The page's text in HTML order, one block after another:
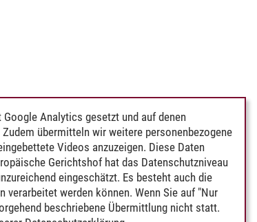
Analytics gesetzt und auf denen
übermitteln wir weitere personenbezogene
Videos anzuzeigen. Diese Daten
Gerichtshof hat das Datenschutzniveau
eingeschätzt. Es besteht auch die
verarbeitet werden können. Wenn Sie auf "Nur
beschriebene Übermittlung nicht statt.